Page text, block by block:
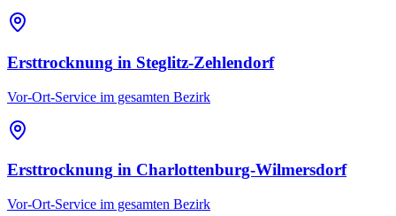
Ersttrocknung in Steglitz-Zehlendorf
Vor-Ort-Service im gesamten Bezirk
Ersttrocknung in Charlottenburg-Wilmersdorf
Vor-Ort-Service im gesamten Bezirk